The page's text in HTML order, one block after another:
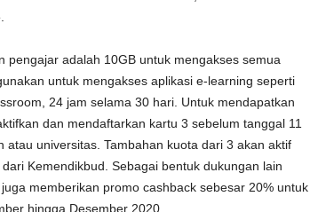
pengajar adalah 10GB untuk mengakses semua
untuk mengakses aplikasi e-learning seperti
24 jam selama 30 hari. Untuk mendapatkan
dan mendaftarkan kartu 3 sebelum tanggal 11
universitas. Tambahan kuota dari 3 akan aktif
Kemendikbud. Sebagai bentuk dukungan lain
memberikan promo cashback sebesar 20% untuk
hingga Desember 2020.